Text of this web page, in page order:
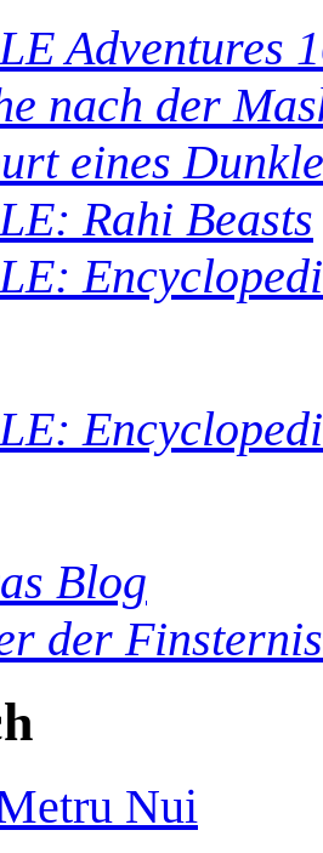
Adventures
nach der
eines
Rahi Beasts
Blog
der Finsternis
Nui